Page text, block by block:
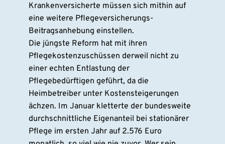
Krankenversicherte müssen sich mithin auf
eine weitere Pflegeversicherungs-
Beitragsanhebung einstellen.
Die jüngste Reform hat mit ihren
Pflegekostenzuschüssen derweil nicht zu
einer echten Entlastung der
Pflegebedürftigen geführt, da die
Heimbetreiber unter Kostensteigerungen
ächzen. Im Januar kletterte der bundesweite
durchschnittliche Eigenanteil bei stationärer
Pflege im ersten Jahr auf 2.576 Euro